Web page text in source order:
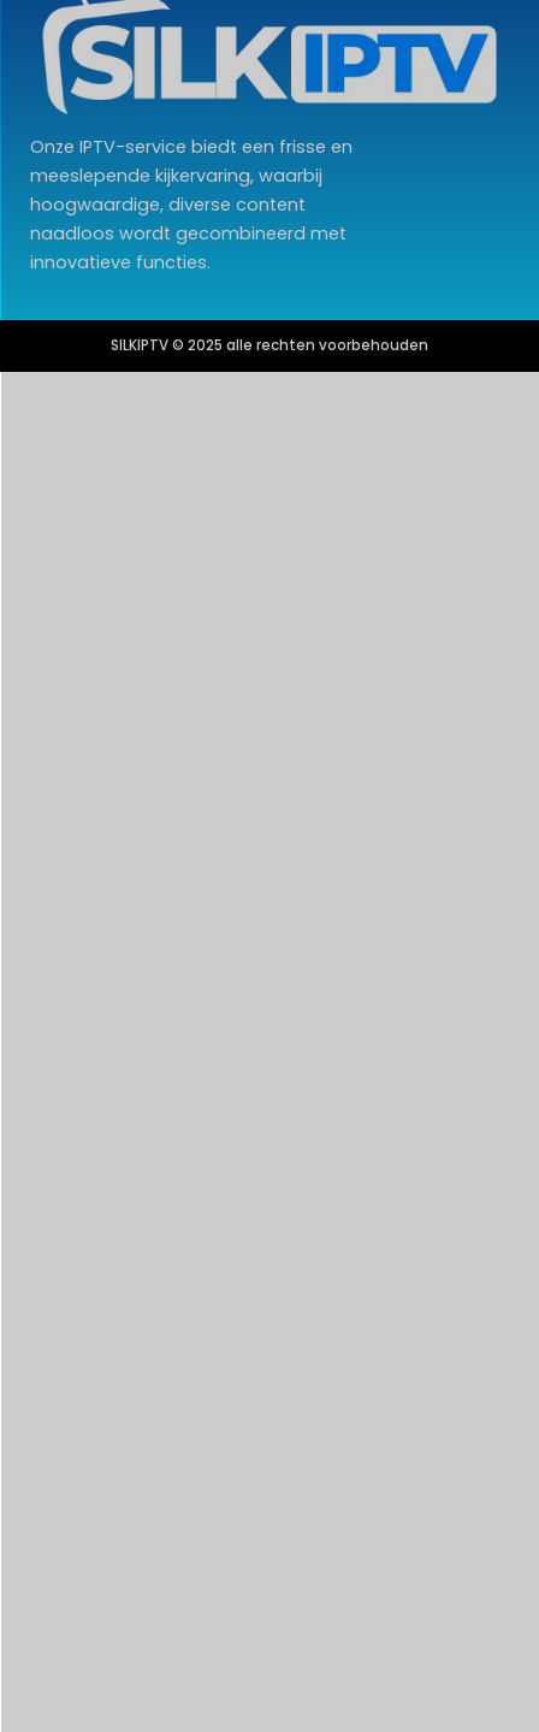
Onze IPTV-service biedt een frisse en
meeslepende kijkervaring, waarbij
hoogwaardige, diverse content
naadloos wordt gecombineerd met
innovatieve functies.
SILKIPTV © 2025 alle rechten voorbehouden